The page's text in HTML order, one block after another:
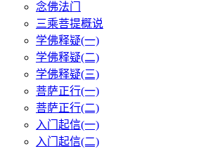
念佛法门
三乘菩提概说
学佛释疑(一)
学佛释疑(二)
学佛释疑(三)
菩萨正行(一)
菩萨正行(二)
入门起信(一)
入门起信(二)